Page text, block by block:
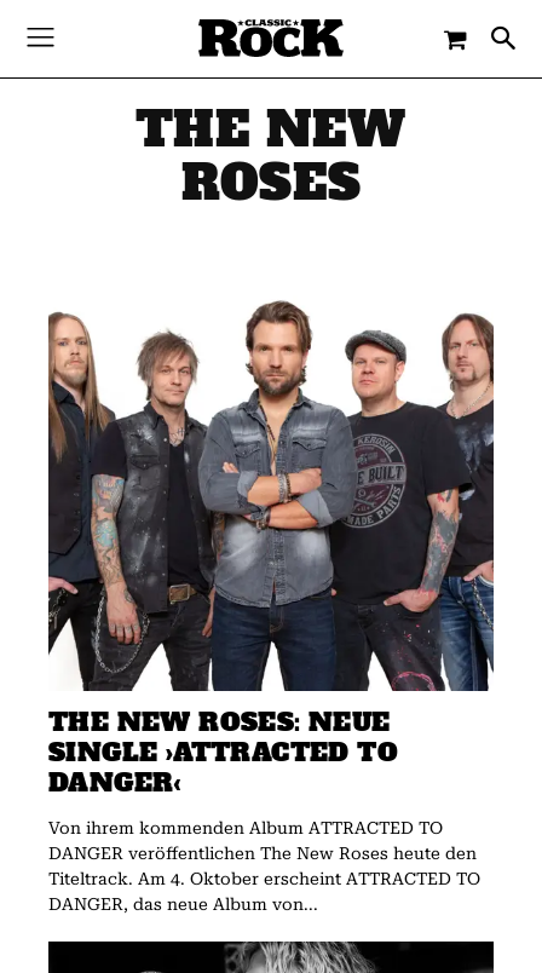
THE NEW
ROSES
THE NEW ROSES: NEUE
SINGLE ›ATTRACTED TO
DANGER‹
Von ihrem kommenden Album ATTRACTED TO
DANGER veröffentlichen The New Roses heute den
Titeltrack. Am 4. Oktober erscheint ATTRACTED TO
DANGER, das neue Album von...